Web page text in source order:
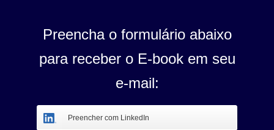
Preencha o formulário abaixo
para receber o E-book em seu
e-mail:
Preencher com LinkedIn